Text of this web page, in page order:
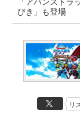
びき」も登場
リ